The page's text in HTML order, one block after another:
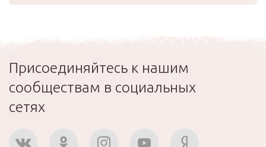
Присоединяйтесь к нашим
сообществам в социальных
сетях